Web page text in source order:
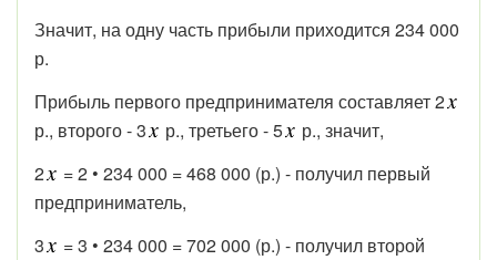
Значит, на одну часть прибыли приходится 234 000
р.
Прибыль первого предпринимателя составляет 2
р., второго - 3
р., третьего - 5
р., значит,
2
= 2 • 234 000 = 468 000 (р.) - получил первый
предприниматель,
3
= 3 • 234 000 = 702 000 (р.) - получил второй